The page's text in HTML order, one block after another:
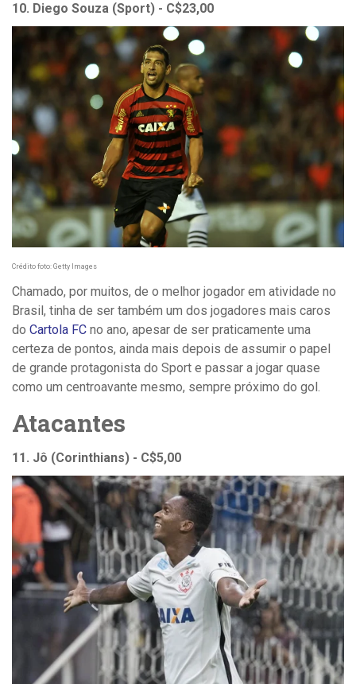
10. Diego Souza (Sport) - C$23,00
Crédito foto: Getty Images
Chamado, por muitos, de o melhor jogador em atividade no
Brasil, tinha de ser também um dos jogadores mais caros
do Cartola FC no ano, apesar de ser praticamente uma
certeza de pontos, ainda mais depois de assumir o papel
de grande protagonista do Sport e passar a jogar quase
como um centroavante mesmo, sempre próximo do gol.
Atacantes
11. Jô (Corinthians) - C$5,00